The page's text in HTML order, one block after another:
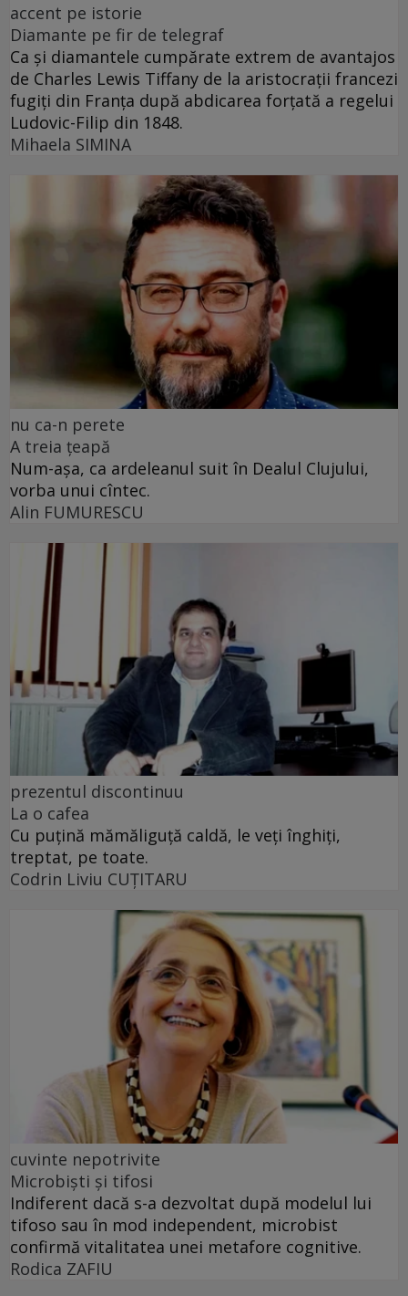
accent pe istorie
Diamante pe fir de telegraf
Ca și diamantele cumpărate extrem de avantajos
de Charles Lewis Tiffany de la aristocrații francezi
fugiți din Franța după abdicarea forțată a regelui
Ludovic-Filip din 1848.
Mihaela SIMINA
nu ca-n perete
A treia țeapă
Num-așa, ca ardeleanul suit în Dealul Clujului,
vorba unui cîntec.
Alin FUMURESCU
prezentul discontinuu
La o cafea
Cu puţină mămăliguţă caldă, le veţi înghiţi,
treptat, pe toate.
Codrin Liviu CUŢITARU
cuvinte nepotrivite
Microbiști și tifosi
Indiferent dacă s-a dezvoltat după modelul lui
tifoso sau în mod independent, microbist
confirmă vitalitatea unei metafore cognitive.
Rodica ZAFIU